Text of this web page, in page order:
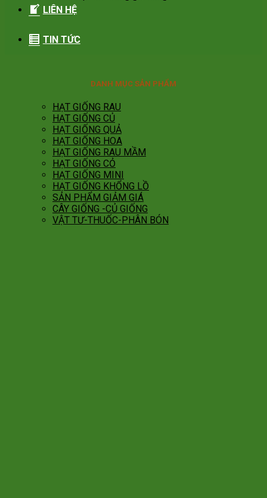
LIÊN HỆ
TIN TỨC
DANH MỤC SẢN PHẨM
HẠT GIỐNG RAU
HẠT GIỐNG CỦ
HẠT GIỐNG QUẢ
HẠT GIỐNG HOA
HẠT GIỐNG RAU MẦM
HẠT GIỐNG CỎ
HẠT GIỐNG MINI
HẠT GIỐNG KHỔNG LỒ
SẢN PHẨM GIẢM GIÁ
CÂY GIỐNG -CỦ GIỐNG
VẬT TƯ-THUỐC-PHÂN BÓN